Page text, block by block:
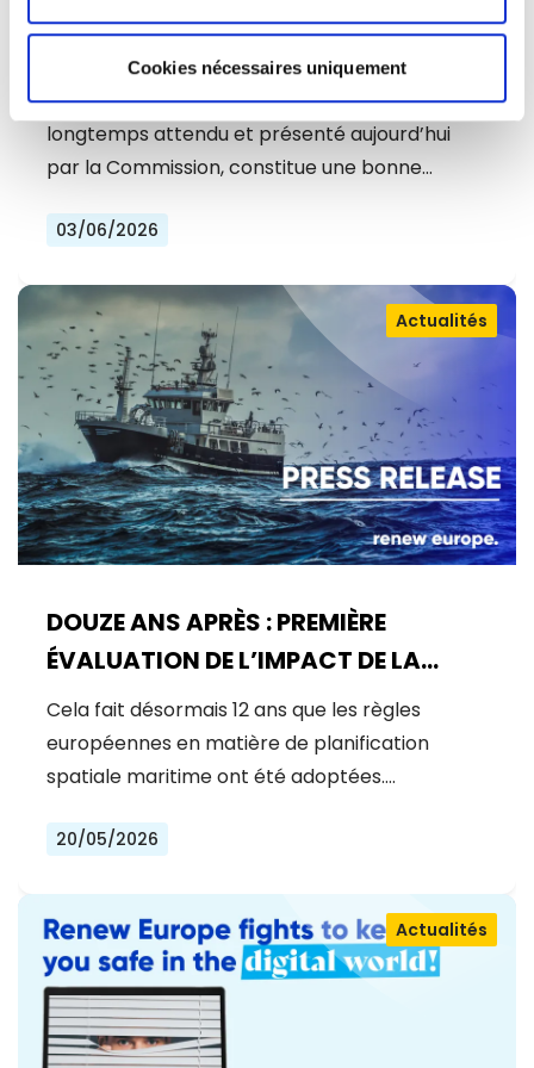
Cookies nécessaires uniquement
PACKAGE SOUVERAINETÉ
TECHNOLOGIQUE : UNE AVANCÉE LÀ
OÙ UN BOND ÉTAIT NÉCESSAIRE
Le package Souveraineté Technologique,
longtemps attendu et présenté aujourd’hui
par la Commission, constitue une bonne…
03/06/2026
DOUZE ANS APRÈS : PREMIÈRE
ÉVALUATION DE L’IMPACT DE LA
PLANIFICATION MARITIME DE L’UE
SUR LA PÊCHE
Actualités
Cela fait désormais 12 ans que les règles
européennes en matière de planification
spatiale maritime ont été adoptées.…
20/05/2026
Actualités